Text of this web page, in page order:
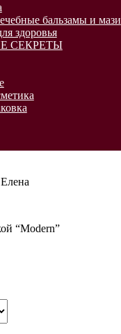
бальзамы и мази
здоровья
СЕКРЕТЫ
“Modern”